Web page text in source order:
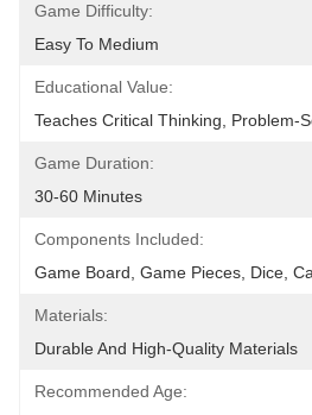
Game Difficulty:
Easy To Medium
Educational Value:
Teaches Critical Thinking, Problem-
Game Duration:
30-60 Minutes
Components Included:
Game Board, Game Pieces, Dice,
Materials:
Durable And High-Quality Materials
Recommended Age: